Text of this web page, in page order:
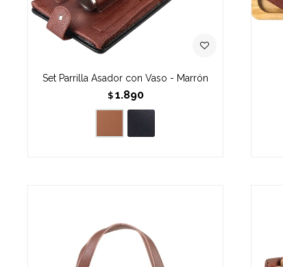
Set Parrilla Asador con Vaso - Marrón
$ 1.890